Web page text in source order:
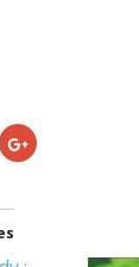
Cliquez
pour